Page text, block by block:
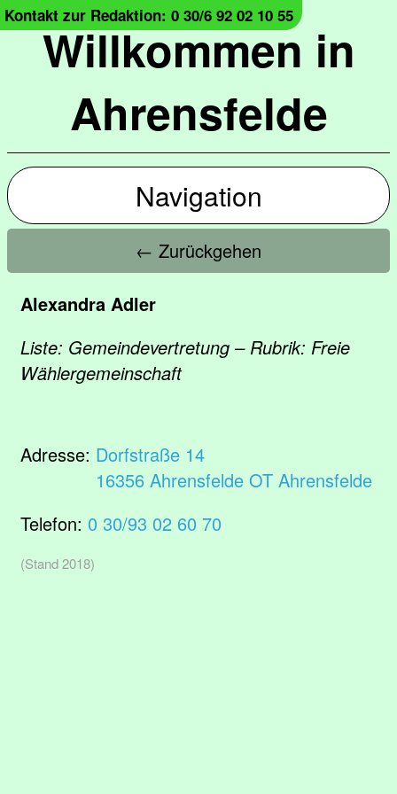
Willkommen in
Ahrensfelde
Kontakt zur Redaktion: 0 30/6 92 02 10 55
Navigation
← Zurückgehen
Alexandra Adler
Liste: Gemeindevertretung – Rubrik: Freie
Wählergemeinschaft
Adresse: Dorfstraße 14
16356 Ahrensfelde OT Ahrensfelde
Telefon: 0 30/93 02 60 70
(Stand 2018)